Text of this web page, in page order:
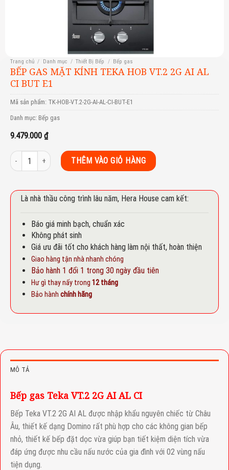
Trang chủ / Danh mục / Thiết Bị Bếp / Bếp gas
BẾP GAS MẶT KÍNH TEKA HOB VT.2 2G AI AL
CI BUT E1
Mã sản phẩm: TK-HOB-VT.2-2G-AI-AL-CI-BUT-E1
Danh mục: Bếp gas
9.479.000 ₫
Bếp gas mặt kính Teka HOB VT.2 2G AI AL CI BUT E1 số lượng
THÊM VÀO GIỎ HÀNG
Là nhà thầu công trình lâu năm, Hera House cam kết:
Báo giá minh bạch, chuẩn xác
Không phát sinh
Giá ưu đãi tốt cho khách hàng làm nội thất, hoàn thiện
Giao hàng tận nhà nhanh chóng
Bảo hành 1 đổi 1 trong 30 ngày đầu tiên
Hư gì thay nấy trong 12 tháng
Bảo hành chính hãng
MÔ TẢ
Bếp gas Teka VT.2 2G AI AL CI
Bếp Teka VT.2 2G AI AL được nhập khẩu nguyên chiếc từ Châu
Âu, thiết kế dạng Domino rất phù hợp cho các không gian bếp
nhỏ, thiết kế bếp đặt dọc vừa giúp bạn tiết kiệm diện tích vừa
đáp ứng được nhu cầu nấu nước của gia đình với 02 vùng nấu
tiện dụng.